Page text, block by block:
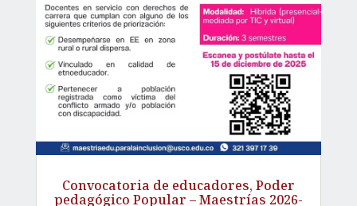
Convocatoria de educadores, Poder
pedagógico Popular – Maestrías 2026-